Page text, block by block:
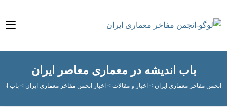
باب اندیشه در معماری معاصر ایران
مفاخر معماری ایران > اخبار و مقالات>اخبار انجمن مفاخر معماری ایران > باب اندیشه در